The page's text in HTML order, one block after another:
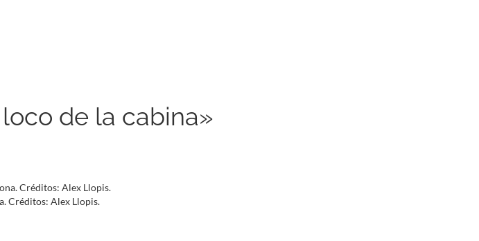
de la cabina»
Créditos: Alex Llopis.